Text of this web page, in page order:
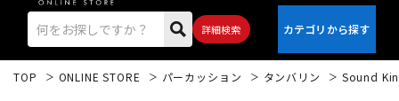
詳細検索
TOP ONLINE STORE パーカッション タンバリン Sound